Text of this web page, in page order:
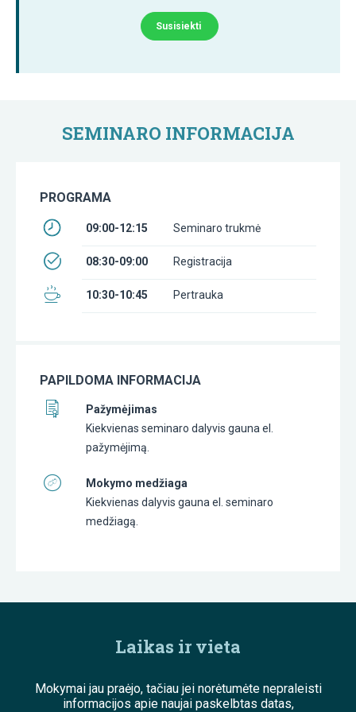
Susisiekti
SEMINARO INFORMACIJA
PROGRAMA
09:00-12:15 Seminaro trukmė
08:30-09:00 Registracija
10:30-10:45 Pertrauka
PAPILDOMA INFORMACIJA
Pažymėjimas
Kiekvienas seminaro dalyvis gauna el.
pažymėjimą.
Mokymo medžiaga
Kiekvienas dalyvis gauna el. seminaro
medžiagą.
Laikas ir vieta
Mokymai jau praėjo, tačiau jei norėtumėte nepraleisti
informacijos apie naujai paskelbtas datas,